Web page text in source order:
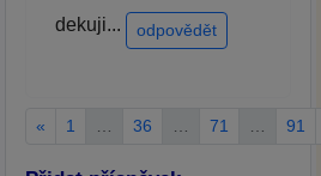
dekuji...
odpovědět
« 1 36 71 91